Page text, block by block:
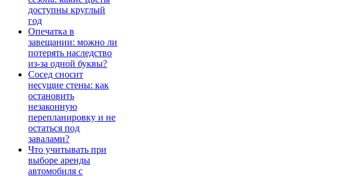
доступны круглый
год
Опечатка в
завещании: можно ли
потерять наследство
из-за одной буквы?
Сосед сносит
несущие стены: как
остановить
незаконную
перепланировку и не
остаться под
завалами?
Что учитывать при
выборе аренды
автомобиля с